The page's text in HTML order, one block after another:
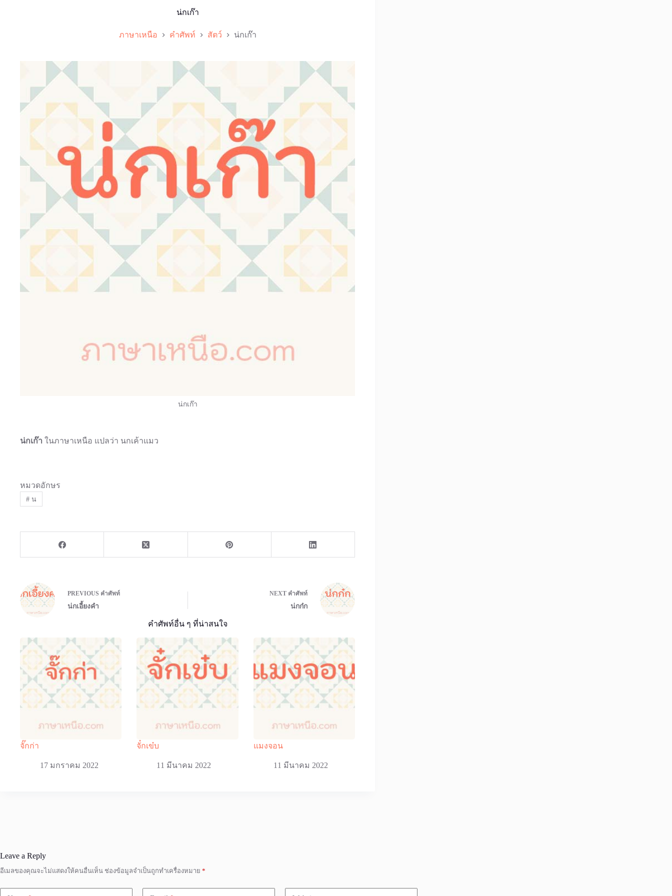
น่กเก๊า
ภาษาเหนือ คำศัพท์ สัตว์ น่กเก๊า
น่กเก๊า
น่กเก๊า ในภาษาเหนือ แปลว่า นกเค้าแมว
หมวดอักษร
#น
PREVIOUS คำศัพท์
น่กเอี้ยงคำ
NEXT คำศัพท์
น่กก๋ก
คำศัพท์อื่น ๆ ที่น่าสนใจ
จั๊กก่า
17 มกราคม 2022
จั๋กเข๋บ
11 มีนาคม 2022
แมงจอน
11 มีนาคม 2022
Leave a Reply
อีเมลของคุณจะไม่แสดงให้คนอื่นเห็น ช่องข้อมูลจำเป็นถูกทำเครื่องหมาย *